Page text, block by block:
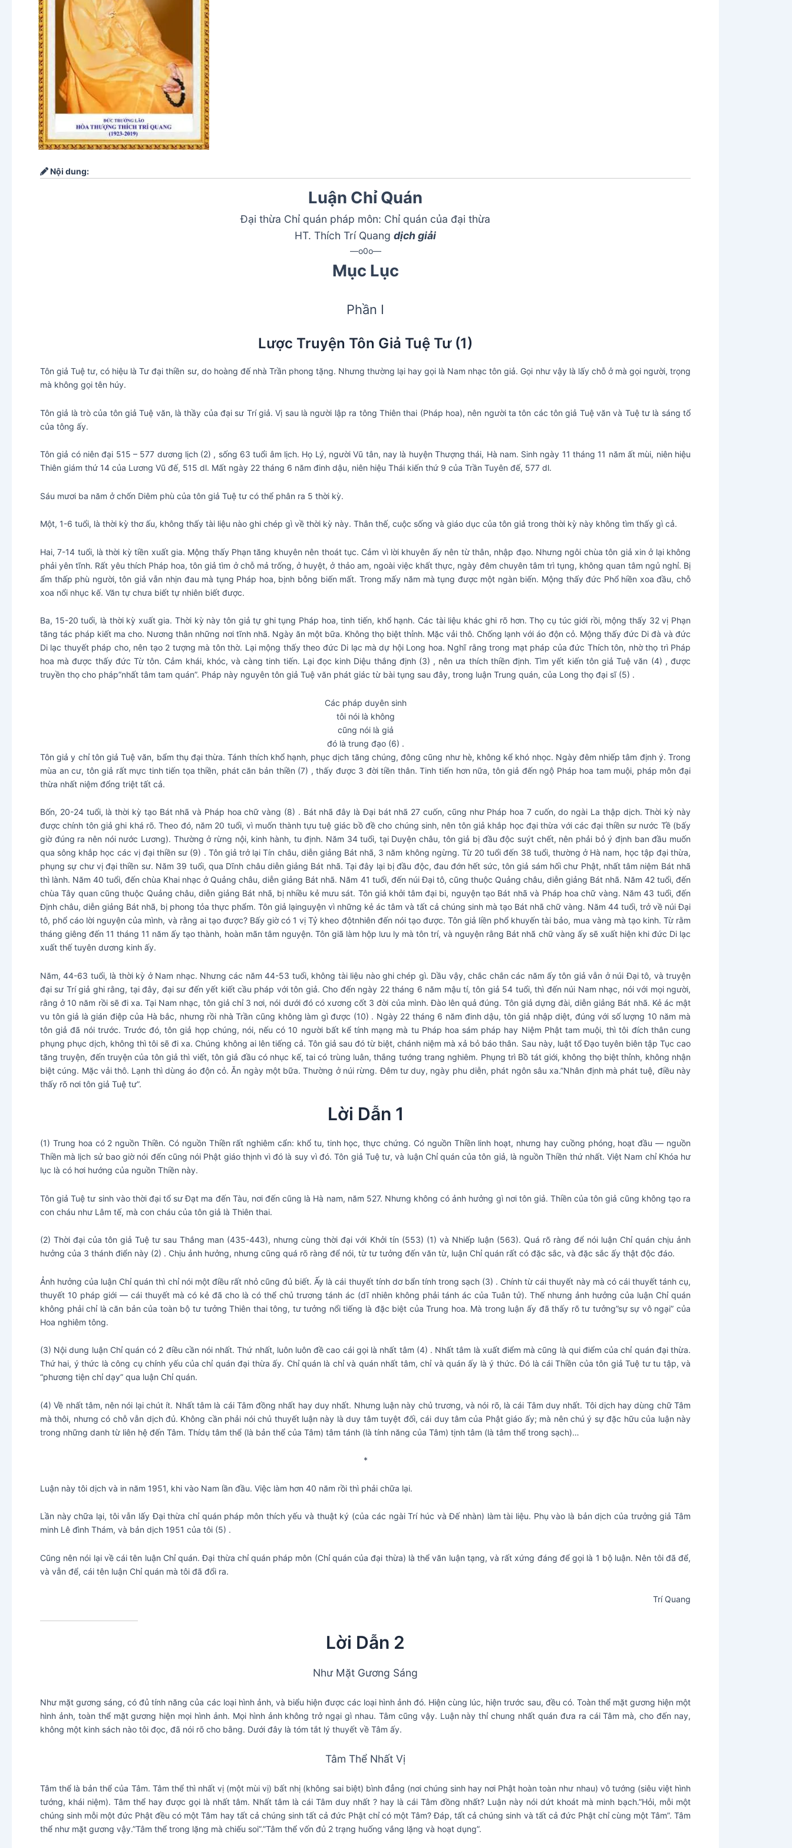
Nội dung:
Luận Chỉ Quán
Đại thừa Chỉ quán pháp môn: Chỉ quán của đại thừa
HT. Thích Trí Quang dịch giải
—o0o—
Mục Lục
Phần I
Lược Truyện Tôn Giả Tuệ Tư (1)
Tôn giả Tuệ tư, có hiệu là Tư đại thiền sư, do hoàng đế nhà Trần phong tặng. Nhưng thường lại hay gọi là Nam nhạc tôn giả. Gọi như vậy là lấy chỗ ở mà gọi người, trọng
mà không gọi tên húy.
Tôn giả là trò của tôn giả Tuệ văn, là thầy của đại sư Trí giả. Vị sau là người lập ra tông Thiên thai (Pháp hoa), nên người ta tôn các tôn giả Tuệ văn và Tuệ tư là sáng tổ
của tông ấy.
Tôn giả có niên đại 515 – 577 dương lịch (2) , sống 63 tuổi âm lịch. Họ Lý, người Vũ tân, nay là huyện Thượng thái, Hà nam. Sinh ngày 11 tháng 11 năm ất mùi, niên hiệu
Thiên giám thứ 14 của Lương Vũ đế, 515 dl. Mất ngày 22 tháng 6 năm đinh dậu, niên hiệu Thái kiến thứ 9 của Trần Tuyên đế, 577 dl.
Sáu mươi ba năm ở chốn Diêm phù của tôn giả Tuệ tư có thể phân ra 5 thời kỳ.
Một, 1-6 tuổi, là thời kỳ thơ ấu, không thấy tài liệu nào ghi chép gì về thời kỳ này. Thân thế, cuộc sống và giáo dục của tôn giả trong thời kỳ này không tìm thấy gì cả.
Hai, 7-14 tuổi, là thời kỳ tiền xuất gia. Mộng thấy Phạn tăng khuyên nên thoát tục. Cảm vì lời khuyên ấy nên từ thân, nhập đạo. Nhưng ngôi chùa tôn giả xin ở lại không
phải yên tĩnh. Rất yêu thích Pháp hoa, tôn giả tìm ở chỗ mả trống, ở huyệt, ở thảo am, ngoài việc khất thực, ngày đêm chuyên tâm trì tụng, không quan tâm ngủ nghỉ. Bị
ẩm thấp phù người, tôn giả vẫn nhịn đau mà tụng Pháp hoa, bịnh bỗng biến mất. Trong mấy năm mà tụng được một ngàn biến. Mộng thấy đức Phổ hiền xoa đầu, chỗ
xoa nổi nhục kế. Văn tự chưa biết tự nhiên biết được.
Ba, 15-20 tuổi, là thời kỳ xuất gia. Thời kỳ này tôn giả tự ghi tụng Pháp hoa, tinh tiến, khổ hạnh. Các tài liệu khác ghi rõ hơn. Thọ cụ túc giới rồi, mộng thấy 32 vị Phạn
tăng tác pháp kiết ma cho. Nương thân những nơi tĩnh nhã. Ngày ăn một bữa. Không thọ biệt thỉnh. Mặc vải thô. Chống lạnh với áo độn cỏ. Mộng thấy đức Di đà và đức
Di lạc thuyết pháp cho, nên tạo 2 tượng mà tôn thờ. Lại mộng thấy theo đức Di lạc mà dự hội Long hoa. Nghĩ rằng trong mạt pháp của đức Thích tôn, nhờ thọ trì Pháp
hoa mà được thấy đức Từ tôn. Cảm khái, khóc, và càng tinh tiến. Lại đọc kinh Diệu thắng định (3) , nên ưa thích thiền định. Tìm yết kiến tôn giả Tuệ văn (4) , được
truyền thọ cho pháp”nhất tâm tam quán”. Pháp này nguyên tôn giả Tuệ văn phát giác từ bài tụng sau đây, trong luận Trung quán, của Long thọ đại sĩ (5) .
Các pháp duyên sinh
tôi nói là không
cũng nói là giả
đó là trung đạo (6) .
Tôn giả y chỉ tôn giả Tuệ văn, bẩm thụ đại thừa. Tánh thích khổ hạnh, phục dịch tăng chúng, đông cũng như hè, không kể khó nhọc. Ngày đêm nhiếp tâm định ý. Trong
mùa an cư, tôn giả rất mực tinh tiến tọa thiền, phát căn bản thiền (7) , thấy được 3 đời tiền thân. Tinh tiến hơn nữa, tôn giả đến ngộ Pháp hoa tam muội, pháp môn đại
thừa nhất niệm đổng triệt tất cả.
Bốn, 20-24 tuổi, là thời kỳ tạo Bát nhã và Pháp hoa chữ vàng (8) . Bát nhã đây là Đại bát nhã 27 cuốn, cũng như Pháp hoa 7 cuốn, do ngài La thập dịch. Thời kỳ này
được chính tôn giả ghi khá rõ. Theo đó, năm 20 tuổi, vì muốn thành tựu tuệ giác bồ đề cho chúng sinh, nên tôn giả khắp học đại thừa với các đại thiền sư nước Tề (bấy
giờ đúng ra nên nói nước Lương). Thường ở rừng nội, kinh hành, tu định. Năm 34 tuổi, tại Duyện châu, tôn giả bị đầu độc suýt chết, nên phải bỏ ý định ban đầu muốn
qua sông khắp học các vị đại thiền sư (9) . Tôn giả trở lại Tín châu, diễn giảng Bát nhã, 3 năm không ngừng. Từ 20 tuổi đến 38 tuổi, thường ở Hà nam, học tập đại thừa,
phụng sự chư vị đại thiền sư. Năm 39 tuổi, qua Dĩnh châu diễn giảng Bát nhã. Tại đây lại bị đầu độc, đau đớn hết sức, tôn giả sám hối chư Phật, nhất tâm niệm Bát nhã
thì lành. Năm 40 tuổi, đến chùa Khai nhạc ở Quảng châu, diễn giảng Bát nhã. Năm 41 tuổi, đến núi Đại tô, cũng thuộc Quảng châu, diễn giảng Bát nhã. Năm 42 tuổi, đến
chùa Tây quan cũng thuộc Quảng châu, diễn giảng Bát nhã, bị nhiều kẻ mưu sát. Tôn giả khởi tâm đại bi, nguyện tạo Bát nhã và Pháp hoa chữ vàng. Năm 43 tuổi, đến
Định châu, diễn giảng Bát nhã, bị phong tỏa thực phẩm. Tôn giả lạinguyện vì những kẻ ác tâm và tất cả chúng sinh mà tạo Bát nhã chữ vàng. Năm 44 tuổi, trở về núi Đại
tô, phổ cáo lời nguyện của mình, và rằng ai tạo được? Bấy giờ có 1 vị Tỷ kheo độtnhiên đến nói tạo được. Tôn giả liền phổ khuyến tài bảo, mua vàng mà tạo kinh. Từ rằm
tháng giêng đến 11 tháng 11 năm ấy tạo thành, hoàn mãn tâm nguyện. Tôn giã làm hộp lưu ly mà tôn trí, và nguyện rằng Bát nhã chữ vàng ấy sẽ xuất hiện khi đức Di lạc
xuất thế tuyên dương kinh ấy.
Năm, 44-63 tuổi, là thời kỳ ở Nam nhạc. Nhưng các năm 44-53 tuổi, không tài liệu nào ghi chép gì. Dầu vậy, chắc chắn các năm ấy tôn giả vẫn ở núi Đại tô, và truyện
đại sư Trí giả ghi rằng, tại đây, đại sư đến yết kiết cầu pháp với tôn giả. Cho đến ngày 22 tháng 6 năm mậu tí, tôn giả 54 tuổi, thì đến núi Nam nhạc, nói với mọi người,
rằng ở 10 năm rồi sẽ đi xa. Tại Nam nhạc, tôn giả chỉ 3 nơi, nói dưới đó có xương cốt 3 đời của mình. Đào lên quả đúng. Tôn giả dựng đài, diễn giảng Bát nhã. Kẻ ác mật
vu tôn giả là gián điệp của Hà bắc, nhưng rồi nhà Trần cũng không làm gì được (10) . Ngày 22 tháng 6 năm đinh dậu, tôn giả nhập diệt, đúng với số lượng 10 năm mà
tôn giả đã nói trước. Trước đó, tôn giả họp chúng, nói, nếu có 10 người bất kể tính mạng mà tu Pháp hoa sám pháp hay Niệm Phật tam muội, thì tôi đích thân cung
phụng phục dịch, không thì tôi sẽ đi xa. Chúng không ai lên tiếng cả. Tôn giả sau đó từ biệt, chánh niệm mà xả bỏ báo thân. Sau này, luật tổ Đạo tuyên biên tập Tục cao
tăng truyện, đến truyện của tôn giả thì viết, tôn giả đầu có nhục kế, tai có trùng luân, thắng tướng trang nghiêm. Phụng trì Bồ tát giới, không thọ biệt thỉnh, không nhận
biệt cúng. Mặc vải thô. Lạnh thì dùng áo độn cỏ. Ăn ngày một bữa. Thường ở núi rừng. Đêm tư duy, ngày phu diễn, phát ngôn sâu xa.”Nhân định mà phát tuệ, điều này
thấy rõ nơi tôn giả Tuệ tư”.
Lời Dẫn 1
(1) Trung hoa có 2 nguồn Thiền. Có nguồn Thiền rất nghiêm cẩn: khổ tu, tinh học, thực chứng. Có nguồn Thiền linh hoạt, nhưng hay cuồng phóng, hoạt đầu — nguồn
Thiền mà lịch sử bao giờ nói đến cũng nói Phật giáo thịnh vì đó là suy vì đó. Tôn giả Tuệ tư, và luận Chỉ quán của tôn giả, là nguồn Thiền thứ nhất. Việt Nam chỉ Khóa hư
lục là có hơi hướng của nguồn Thiền này.
Tôn giả Tuệ tư sinh vào thời đại tổ sư Đạt ma đến Tàu, nơi đến cũng là Hà nam, năm 527. Nhưng không có ảnh hưởng gì nơi tôn giả. Thiền của tôn giả cũng không tạo ra
con cháu như Lâm tế, mà con cháu của tôn giả là Thiên thai.
(2) Thời đại của tôn giả Tuệ tư sau Thắng man (435-443), nhưng cùng thời đại với Khởi tín (553) (1) và Nhiếp luận (563). Quá rõ ràng để nói luận Chỉ quán chịu ảnh
hưởng của 3 thánh điển này (2) . Chịu ảnh hưởng, nhưng cũng quá rõ ràng để nói, từ tư tưởng đến văn từ, luận Chỉ quán rất có đặc sắc, và đặc sắc ấy thật độc đáo.
Ảnh hưởng của luận Chỉ quán thì chỉ nói một điều rất nhỏ cũng đủ biết. Ấy là cái thuyết tính dơ bẩn tính trong sạch (3) . Chính từ cái thuyết này mà có cái thuyết tánh cụ,
thuyết 10 pháp giới — cái thuyết mà có kẻ đã cho là có thể chủ trương tánh ác (dĩ nhiên không phải tánh ác của Tuân tử). Thế nhưng ảnh hưởng của luận Chỉ quán
không phải chỉ là căn bản của toàn bộ tư tưởng Thiên thai tông, tư tưởng nổi tiếng là đặc biệt của Trung hoa. Mà trong luận ấy đã thấy rõ tư tưởng”sự sự vô ngại” của
Hoa nghiêm tông.
(3) Nội dung luận Chỉ quán có 2 điều cần nói nhất. Thứ nhất, luôn luôn đề cao cái gọi là nhất tâm (4) . Nhất tâm là xuất điểm mà cũng là qui điểm của chỉ quán đại thừa.
Thứ hai, ý thức là công cụ chính yếu của chỉ quán đại thừa ấy. Chỉ quán là chỉ và quán nhất tâm, chỉ và quán ấy là ý thức. Đó là cái Thiền của tôn giả Tuệ tư tu tập, và
“phương tiện chỉ dạy” qua luận Chỉ quán.
(4) Về nhất tâm, nên nói lại chút ít. Nhất tâm là cái Tâm đồng nhất hay duy nhất. Nhưng luận này chủ trương, và nói rõ, là cái Tâm duy nhất. Tôi dịch hay dùng chữ Tâm
mà thôi, nhưng có chỗ vẫn dịch đủ. Không cần phải nói chủ thuyết luận này là duy tâm tuyệt đối, cái duy tâm của Phật giáo ấy; mà nên chú ý sự đặc hữu của luận này
trong những danh từ liên hệ đến Tâm. Thídụ tâm thể (là bản thể của Tâm) tâm tánh (là tính năng của Tâm) tịnh tâm (là tâm thể trong sạch)…
*
Luận này tôi dịch và in năm 1951, khi vào Nam lần đầu. Việc làm hơn 40 năm rồi thì phải chữa lại.
Lần này chữa lại, tôi vẫn lấy Đại thừa chỉ quán pháp môn thích yếu và thuật ký (của các ngài Trí húc và Đế nhàn) làm tài liệu. Phụ vào là bản dịch của trưởng giả Tâm
minh Lê đình Thám, và bản dịch 1951 của tôi (5) .
Cũng nên nói lại về cái tên luận Chỉ quán. Đại thừa chỉ quán pháp môn (Chỉ quán của đại thừa) là thể văn luận tạng, và rất xứng đáng để gọi là 1 bộ luận. Nên tôi đã để,
và vẫn để, cái tên luận Chỉ quán mà tôi đã đổi ra.
Trí Quang
Lời Dẫn 2
Như Mặt Gương Sáng
Như mặt gương sáng, có đủ tính năng của các loại hình ảnh, và biểu hiện được các loại hình ảnh đó. Hiện cùng lúc, hiện trước sau, đều có. Toàn thể mặt gương hiện một
hình ảnh, toàn thể mặt gương hiện mọi hình ảnh. Mọi hình ảnh không trở ngại gì nhau. Tâm cũng vậy. Luận này thỉ chung nhất quán đưa ra cái Tâm mà, cho đến nay,
không một kinh sách nào tôi đọc, đã nói rõ cho bằng. Dưới đây là tóm tắt lý thuyết về Tâm ấy.
Tâm Thể Nhất Vị
Tâm thể là bản thể của Tâm. Tâm thể thì nhất vị (một mùi vị) bất nhị (không sai biệt) bình đẳng (nơi chúng sinh hay nơi Phật hoàn toàn như nhau) vô tướng (siêu việt hình
tướng, khái niệm). Tâm thể hay được gọi là nhất tâm. Nhất tâm là cái Tâm duy nhất ? hay là cái Tâm đồng nhất? Luận này nói dứt khoát mà minh bạch.”Hỏi, mỗi một
chúng sinh mỗi một đức Phật đều có một Tâm hay tất cả chúng sinh tất cả đức Phật chỉ có một Tâm? Đáp, tất cả chúng sinh và tất cả đức Phật chỉ cùng một Tâm”. Tâm
thể như mặt gương vậy.”Tâm thể trong lặng mà chiếu soi”.”Tâm thể vốn đủ 2 trạng huống vắng lặng và hoạt dụng”.